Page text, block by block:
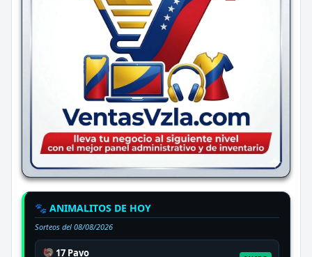
🐾 ANIMALITOS DE HOY
Sorteos del 08/08/2026
🦃 17 Pavo